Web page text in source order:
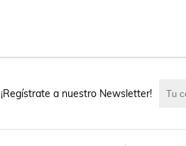
¡Regístrate a nuestro Newsletter!